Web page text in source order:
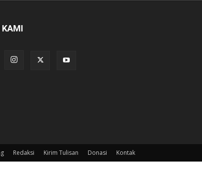
KAMI
Redaksi Kirim Tulisan Donasi Kontak